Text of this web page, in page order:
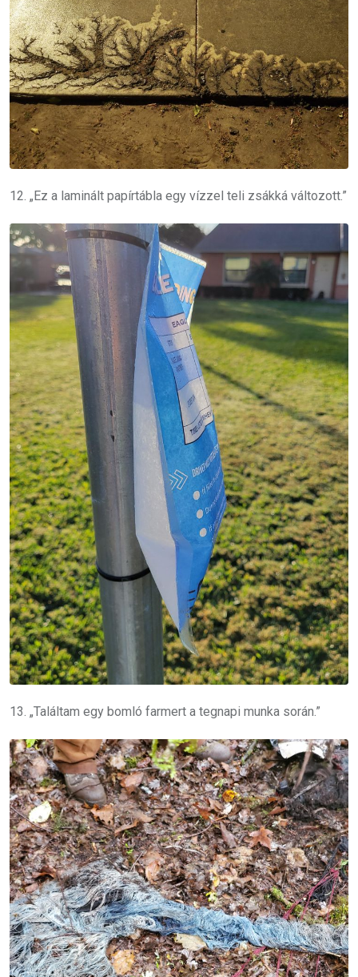
12. „Ez a laminált papírtábla egy vízzel teli zsákká változott.”
13. „Találtam egy bomló farmert a tegnapi munka során.”